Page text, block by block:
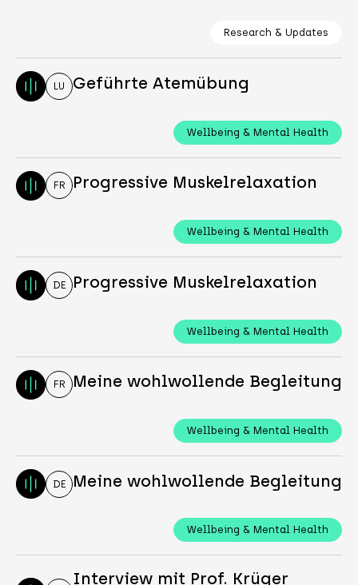
Research & Updates
LU Geführte Atemübung
Wellbeing & Mental Health
FR Progressive Muskelrelaxation
Wellbeing & Mental Health
DE Progressive Muskelrelaxation
Wellbeing & Mental Health
FR Meine wohlwollende Begleitung
Wellbeing & Mental Health
DE Meine wohlwollende Begleitung
Wellbeing & Mental Health
Interview mit Prof. Krüger